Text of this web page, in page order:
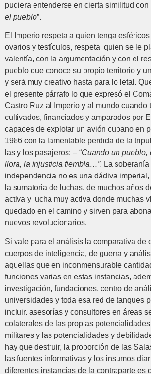
pudiera entenderse en cierta similitud con
el pueblo”.
El Imperio respeta a quien tenga
ovarios y testículos, respeta quien se le
valentía, con la argumentación y con el
pueblo que conoce su propio territorio y
y será muy creativo hasta para lo letal.
el presente párrafo lo que expresó el
Castro Ruz al Imperio y al mundo cuando
cultivados, financiados y amparados por
capaces de explotar un avión cubano en
1986 con la lamentable perdida de la
las y los pasajeros: – “Cuando un pueblo,
llora, la injusticia tiembla…”. La soberanía
independencia no es una dádiva
la sumatoria de luchas, de muchos años
activa y lucha muy activa donde muchas
quedado en el camino y sirven para
nuevos revolucionarios.
Si vale para el análisis la comparativa de
cuerpos de inteligencia, de guerra y
aquellas que en inconmensurable
funciones varias en estas instancias,
investigación, fundaciones, centro de
universidades y toda esa red de tanques
incluir, asesorías y consultores en áreas
colaterales de las propias
militares y las potencialidades y
hay que destruir, la proporción de las
las fuentes informativas y los insumos
diferentes instancias de la contraparte es